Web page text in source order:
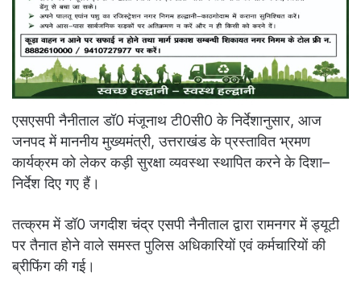
एसएसपी नैनीताल डॉ0 मंजूनाथ टी0सी0 के निर्देशानुसार, आज
जनपद में माननीय मुख्यमंत्री, उत्तराखंड के प्रस्तावित भ्रमण
कार्यक्रम को लेकर कड़ी सुरक्षा व्यवस्था स्थापित करने के दिशा–
निर्देश दिए गए हैं।
तत्क्रम में डॉ0 जगदीश चंद्र एसपी नैनीताल द्वारा रामनगर में ड्यूटी
पर तैनात होने वाले समस्त पुलिस अधिकारियों एवं कर्मचारियों की
ब्रीफिंग की गई।